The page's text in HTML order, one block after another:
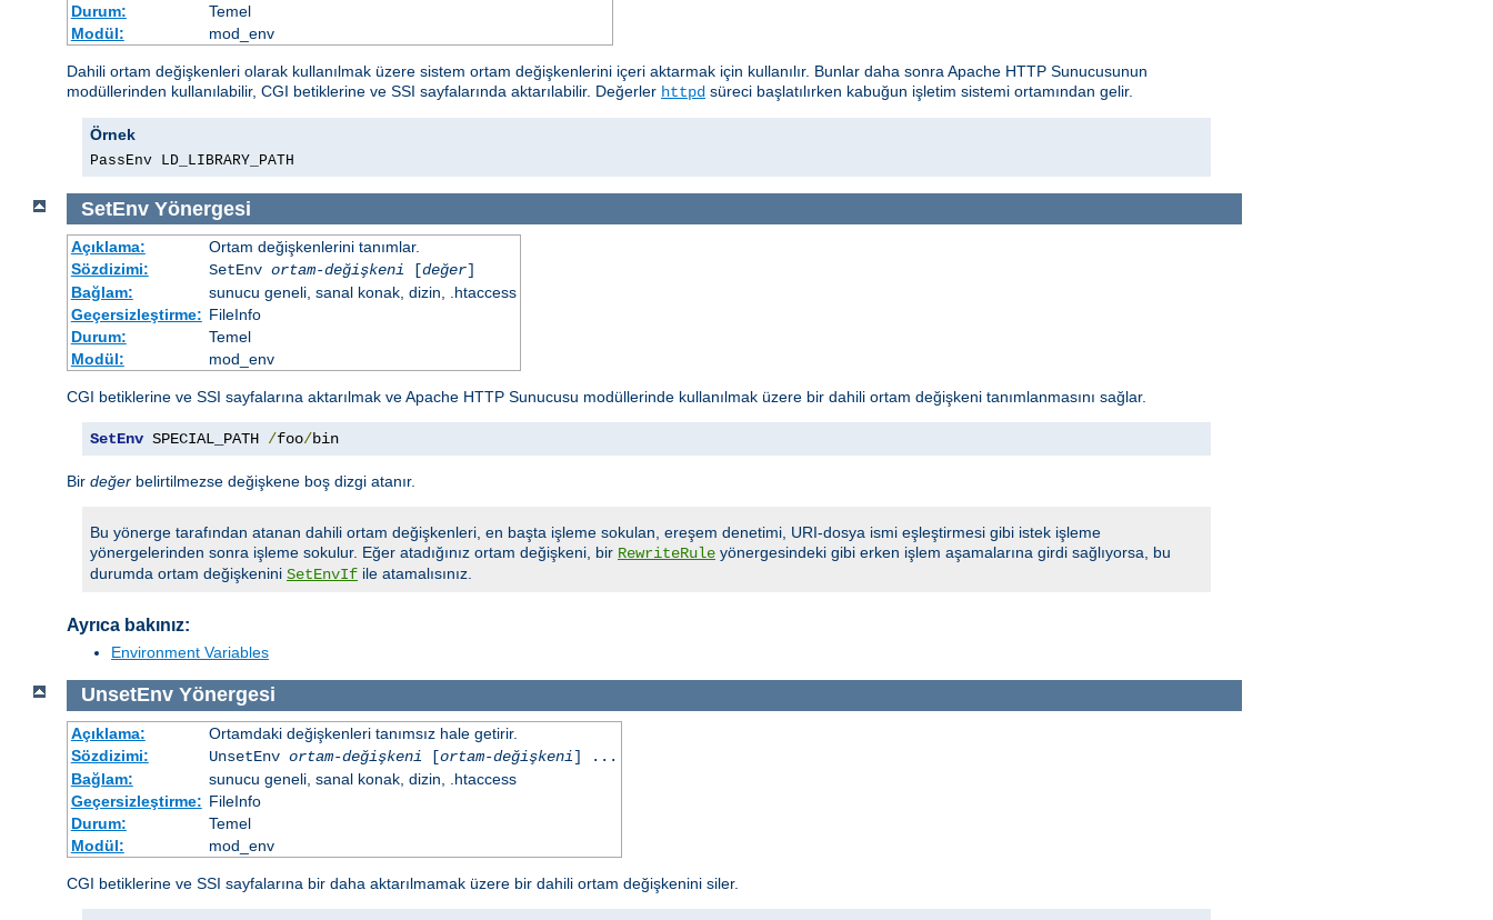
Durum:
Temel
Modül:
mod_env
Dahili ortam değişkenleri olarak kullanılmak üzere sistem ortam değişkenlerini içeri aktarmak için kullanılır. Bunlar daha sonra Apache HTTP Sunucusunun
modüllerinden kullanılabilir, CGI betiklerine ve SSI sayfalarında aktarılabilir. Değerler httpd süreci başlatılırken kabuğun işletim sistemi ortamından gelir.
Örnek
PassEnv LD_LIBRARY_PATH
SetEnv Yönergesi
Açıklama:
Ortam değişkenlerini tanımlar.
Sözdizimi:
SetEnv ortam-değişkeni [değer]
Bağlam:
sunucu geneli, sanal konak, dizin, .htaccess
Geçersizleştirme: FileInfo
Durum:
Temel
Modül:
mod_env
CGI betiklerine ve SSI sayfalarına aktarılmak ve Apache HTTP Sunucusu modüllerinde kullanılmak üzere bir dahili ortam değişkeni tanımlanmasını sağlar.
SetEnv SPECIAL_PATH /foo/bin
Bir değer belirtilmezse değişkene boş dizgi atanır.
Bu yönerge tarafından atanan dahili ortam değişkenleri, en başta işleme sokulan, ereşem denetimi, URI-dosya ismi eşleştirmesi gibi istek işleme
yönergelerinden sonra işleme sokulur. Eğer atadığınız ortam değişkeni, bir RewriteRule yönergesindeki gibi erken işlem aşamalarına girdi sağlıyorsa, bu
durumda ortam değişkenini SetEnvIf ile atamalısınız.
Ayrıca bakınız:
Environment Variables
UnsetEnv Yönergesi
Açıklama:
Ortamdaki değişkenleri tanımsız hale getirir.
Sözdizimi:
UnsetEnv ortam-değişkeni [ortam-değişkeni] ...
Bağlam:
sunucu geneli, sanal konak, dizin, .htaccess
Geçersizleştirme: FileInfo
Durum:
Temel
Modül:
mod_env
CGI betiklerine ve SSI sayfalarına bir daha aktarılmamak üzere bir dahili ortam değişkenini siler.